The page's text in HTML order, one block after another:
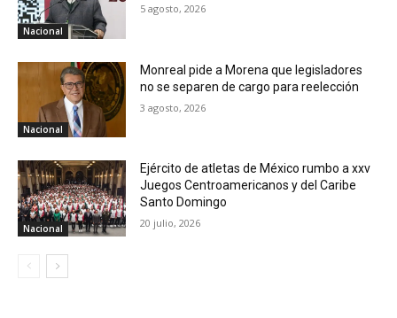
Nacional
5 agosto, 2026
Nacional
Monreal pide a Morena que legisladores
no se separen de cargo para reelección
3 agosto, 2026
Nacional
Ejército de atletas de México rumbo a xxv
Juegos Centroamericanos y del Caribe
Santo Domingo
20 julio, 2026